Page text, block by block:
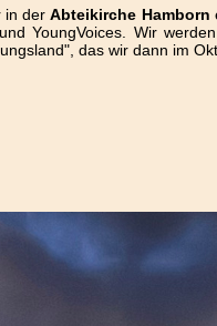
in derAbteikirche Hamborn
YoungVoices. Wir
das wir dann im